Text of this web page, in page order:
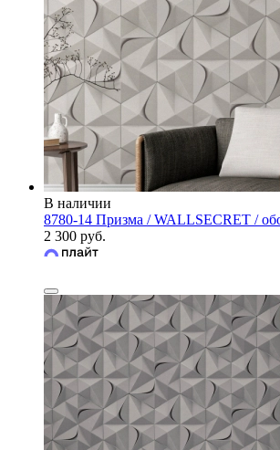
В наличии
8780-14 Призма / WALLSECRET /
2 300 руб.